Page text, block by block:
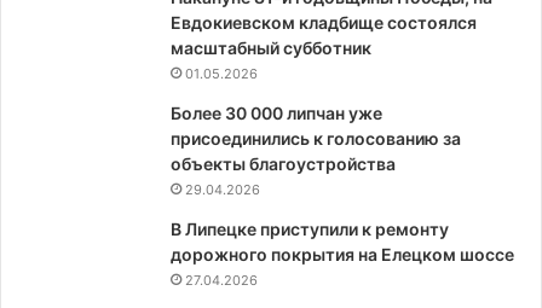
Евдокиевском кладбище состоялся
масштабный субботник
01.05.2026
Более 30 000 липчан уже
присоединились к голосованию за
объекты благоустройства
29.04.2026
В Липецке приступили к ремонту
дорожного покрытия на Елецком шоссе
27.04.2026